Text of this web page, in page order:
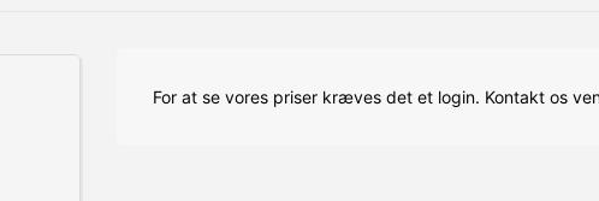
For at se vores priser kræves det et login. Kontakt os